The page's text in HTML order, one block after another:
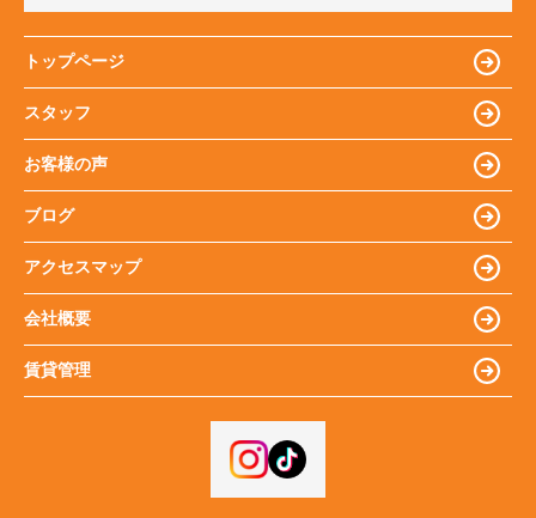
トップページ
スタッフ
お客様の声
ブログ
アクセスマップ
会社概要
賃貸管理